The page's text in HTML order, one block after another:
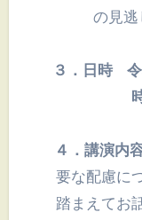
の見逃
３．日時
４．講演内
要な配慮に
踏まえてお